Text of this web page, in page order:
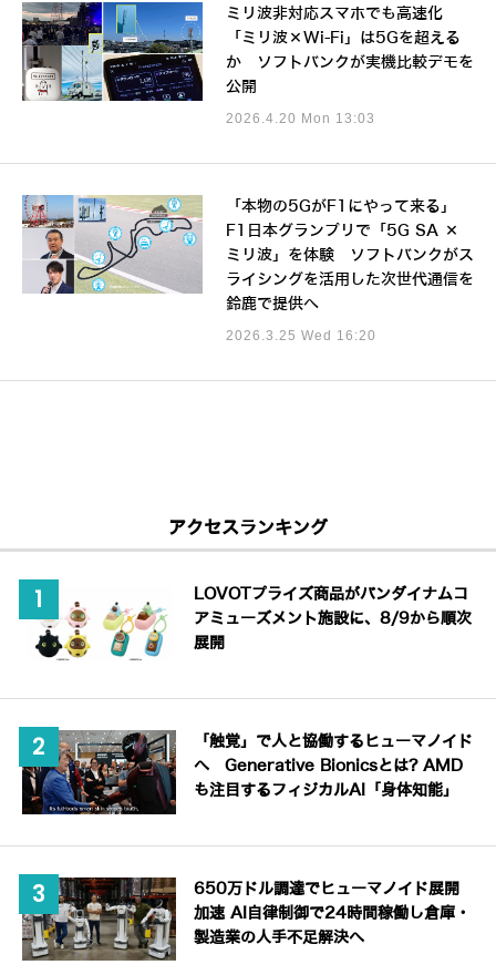
ミリ波非対応スマホでも高速化
「ミリ波×Wi-Fi」は5Gを超える
か ソフトバンクが実機比較デモを
公開
2026.4.20 Mon 13:03
「本物の5GがF1にやって来る」
F1日本グランプリで「5G SA ×
ミリ波」を体験 ソフトバンクがス
ライシングを活用した次世代通信を
鈴鹿で提供へ
2026.3.25 Wed 16:20
アクセスランキング
LOVOTプライズ商品がバンダイナムコ
アミューズメント施設に、8/9から順次
展開
「触覚」で人と協働するヒューマノイド
へ Generative Bionicsとは? AMD
も注目するフィジカルAI「身体知能」
650万ドル調達でヒューマノイド展開
加速 AI自律制御で24時間稼働し倉庫・
製造業の人手不足解決へ